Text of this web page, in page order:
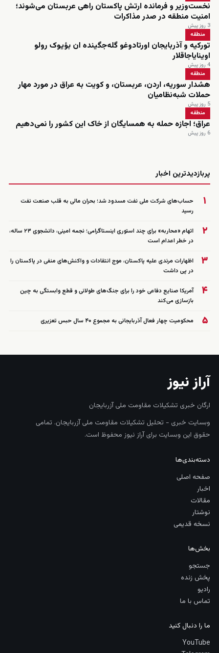
نخست‌وزیر و فرمانده ارتش پاکستان راهی عربستان می‌شوند؛
امنیت منطقه در صدر مذاکرات
3 روز پیش
منطقه
تورکیه و آذربایجان اورتادوغو گله‌جگینده ان بؤیوک رولو
اوینایاجاقلار
4 روز پیش
منطقه
هشدار سوریه، اردن، عربستان، و کویت به عراق در مورد مهار
حملات شبه‌نظامیان
5 روز پیش
منطقه
عراق؛ اجازه حمله به همسایگان از خاک این کشور را نمی‌دهیم
6 روز پیش
پربازدیدترین اخبار
۱
حساب‌های شرکت ملی نفت مسدود شد؛ بحران مالی به قلب صنعت نفت
رسید
۲
اتهام «محاربه» برای چند استوری اینستاگرامی؛ نجمه امینی، دانشجوی ۲۳ ساله،
در خطر اعدام است
۳
اظهارات مرندی علیه پاکستان، موج انتقادات و واکنش‌های منفی در پاکستان را
در پی داشت
۴
آمریکا صنایع دفاعی خود را برای جنگ‌های طولانی و قطع وابستگی به چین
بازسازی می‌کند
۵ محکومیت چهار فعال آذربایجانی به مجموع ۴۰ سال حبس تعزیری
آراز نیوز
ارگان خبری تشکیلات مقاومت ملی آزربایجان
وبسایت خبری - تحلیل تشکیلات مقاومت ملی آزربایجان. تمامی
حقوق این وبسایت برای آراز نیوز محفوظ است.
دسته‌بندی‌ها
صفحه اصلی
اخبار
مقالات
نوشتار
نسخه قدیمی
بخش‌ها
جستجو
پخش زنده
رادیو
تماس با ما
ما را دنبال کنید
YouTube